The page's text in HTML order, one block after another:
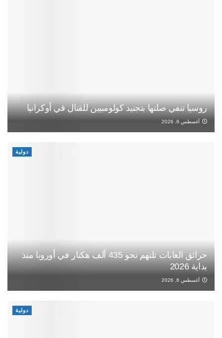
روسيا تنفي صلتها بتجنيد كولومبيين للقتال في أوكرانيا
أغسطس 6, 2026
دولية
حرائق الغابات تلتهم نحو 435 ألف هكتار في أوروبا منذ
بداية 2026
أغسطس 6, 2026
دولية